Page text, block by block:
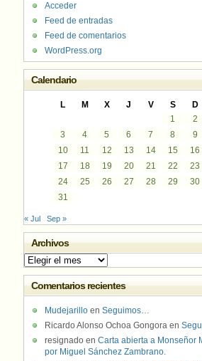
Acceder
Feed de entradas
Feed de comentarios
WordPress.org
Calendario
L M X J V S
D
1
2
3
4 5 6 7 8
9
10
11 12 13 14 15
16
17
18 19 20 21 22
23
24
25 26 27 28 29
30
31
« Jul Sep »
Archivos
Archivos
Comentarios recientes
Mudejarillo en Seguimos…
Ricardo Alonso Ochoa Gongora en
resignado en Carta abierta a Monseñor
por Miguel Sánchez Zambrano.